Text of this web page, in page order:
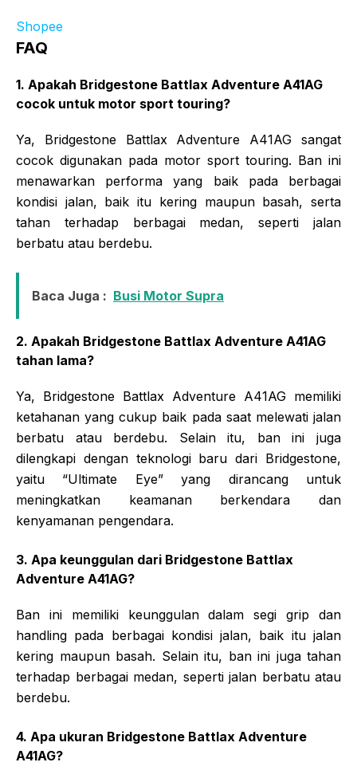
Shopee
FAQ
1. Apakah Bridgestone Battlax Adventure A41AG
cocok untuk motor sport touring?
Ya, Bridgestone Battlax Adventure A41AG sangat
cocok digunakan pada motor sport touring. Ban ini
menawarkan performa yang baik pada berbagai
kondisi jalan, baik itu kering maupun basah, serta
tahan terhadap berbagai medan, seperti jalan
berbatu atau berdebu.
Baca Juga : Busi Motor Supra
2. Apakah Bridgestone Battlax Adventure A41AG
tahan lama?
Ya, Bridgestone Battlax Adventure A41AG memiliki
ketahanan yang cukup baik pada saat melewati jalan
berbatu atau berdebu. Selain itu, ban ini juga
dilengkapi dengan teknologi baru dari Bridgestone,
yaitu “Ultimate Eye” yang dirancang untuk
meningkatkan keamanan berkendara dan
kenyamanan pengendara.
3. Apa keunggulan dari Bridgestone Battlax
Adventure A41AG?
Ban ini memiliki keunggulan dalam segi grip dan
handling pada berbagai kondisi jalan, baik itu jalan
kering maupun basah. Selain itu, ban ini juga tahan
terhadap berbagai medan, seperti jalan berbatu atau
berdebu.
4. Apa ukuran Bridgestone Battlax Adventure
A41AG?